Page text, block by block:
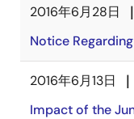
2016年6月28日
Notice
2016年6月13日
Impact of the